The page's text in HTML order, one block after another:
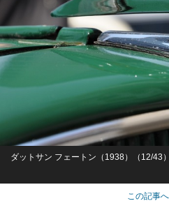
ダットサン フェートン（1938）（12/43）
この記事